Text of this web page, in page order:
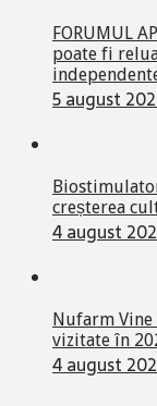
FORUMUL
poate fi
5 august
creșterea
4 august
Nufarm
vizitate în
4 august